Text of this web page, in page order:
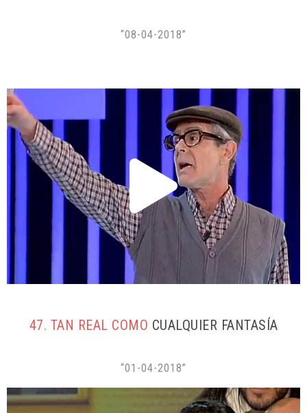
“08-04-2018”
47. TAN REAL COMO CUALQUIER FANTASÍA
“01-04-2018”